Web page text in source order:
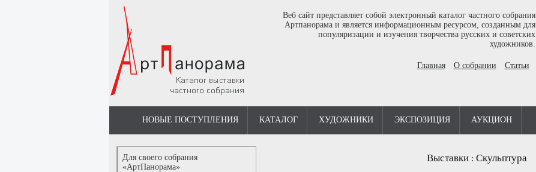
Веб сайт представляет собой электронный каталог частного собрания
Артпанорама и является информационным ресурсом, созданным для
популяризации и изучения творчества русских и советских
художников.
Главная О собрании Статьи
НОВЫЕ ПОСТУПЛЕНИЯ КАТАЛОГ ХУДОЖНИКИ ЭКСПОЗИЦИЯ АУКЦИОН
Для своего собрания
«АртПанорама»
Выставки : Скульптура